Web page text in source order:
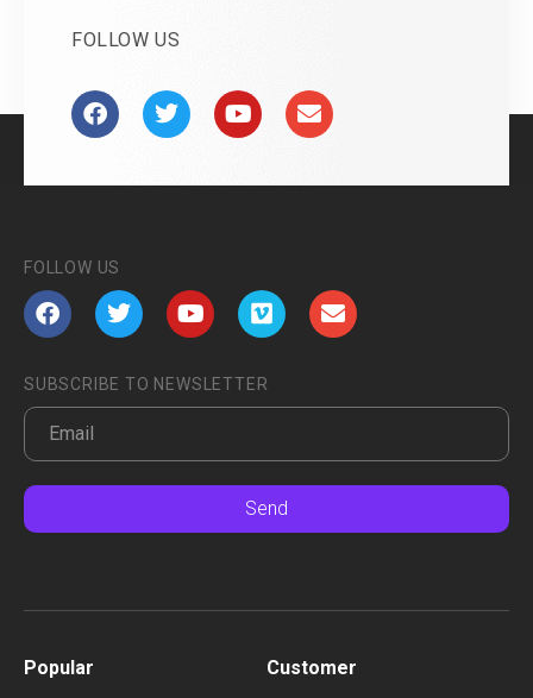
FOLLOW US
FOLLOW US
SUBSCRIBE TO NEWSLETTER
Send
Popular Customer